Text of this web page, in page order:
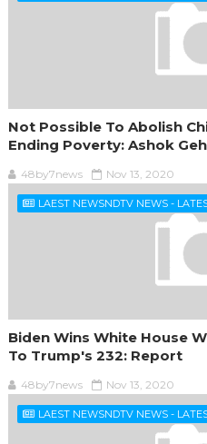
Not Possible To Abolish
Ending Poverty: Ashok
48by7news Nov 13, 2020
LAEST NEWSNDTV NEWS -
Biden Wins White House
To Trump's 232: Report
48by7news Nov 13, 2020
LAEST NEWSNDTV NEWS -